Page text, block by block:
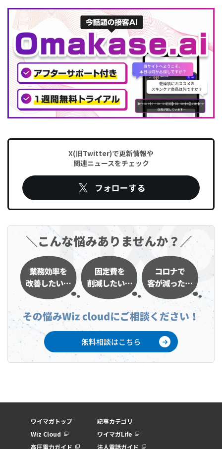
X(旧Twitter)で更新情報や
関連ニュースをチェック
フォローする
無料相談はこちら
ワイマガトップ
記事カテゴリ
Wiz Cloud
ワイマガLife
高圧電力ガイド
法人電話ガイド